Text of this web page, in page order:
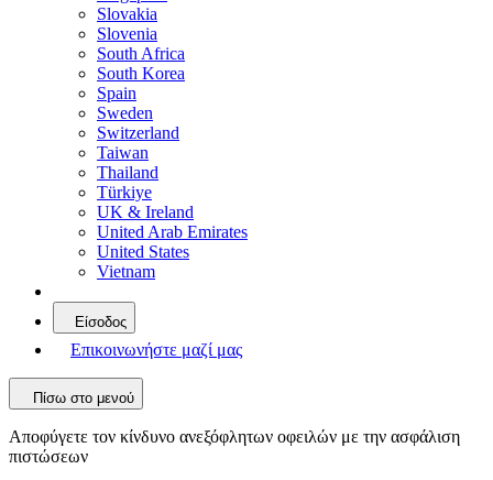
Slovakia
Slovenia
South Africa
South Korea
Spain
Sweden
Switzerland
Taiwan
Thailand
Türkiye
UK & Ireland
United Arab Emirates
United States
Vietnam
Είσοδος
Επικοινωνήστε μαζί μας
Πίσω στο μενού
Αποφύγετε τον κίνδυνο ανεξόφλητων οφειλών με την ασφάλιση
πιστώσεων